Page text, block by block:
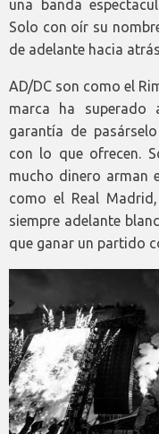
una banda
Solo con oír su
de adelante hacia
AD/DC son como el
marca ha superado
garantía de
con lo que ofrecen.
mucho dinero arman
como el Real
siempre adelante
que ganar un partido